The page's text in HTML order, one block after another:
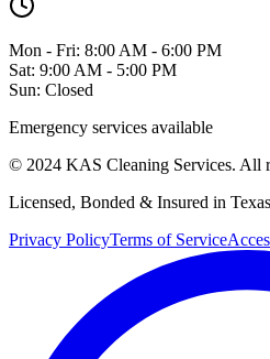
Mon - Fri: 8:00 AM - 6:00 PM
Sat: 9:00 AM - 5:00 PM
Sun: Closed
Emergency services available
© 2024 KAS Cleaning Services. All
Licensed, Bonded & Insured in Texas
Privacy PolicyTerms of Service